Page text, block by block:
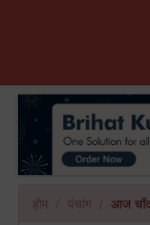
होम पंचांग आज